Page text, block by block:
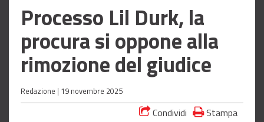
Processo Lil Durk, la
procura si oppone alla
rimozione del giudice
Redazione | 19 novembre 2025
Condividi
Stampa